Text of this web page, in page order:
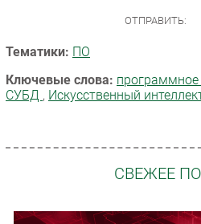
ОТПРАВИТЬ:
Тематики: ПО
Ключевые слова: программное
СУБД , Искусственный
СВЕЖЕЕ